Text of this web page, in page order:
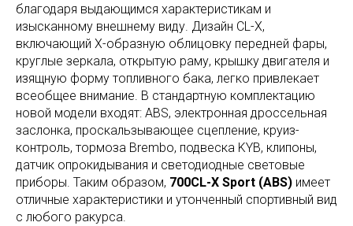
благодаря выдающимся характеристикам и
изысканному внешнему виду. Дизайн CL-X,
включающий X-образную облицовку передней фары,
круглые зеркала, открытую раму, крышку двигателя и
изящную форму топливного бака, легко привлекает
всеобщее внимание. В стандартную комплектацию
новой модели входят: ABS, электронная дроссельная
заслонка, проскальзывающее сцепление, круиз-
контроль, тормоза Brembo, подвеска KYB, клипоны,
датчик опрокидывания и светодиодные световые
приборы. Таким образом, 700CL-X Sport (ABS) имеет
отличные характеристики и утонченный спортивный вид
с любого ракурса.